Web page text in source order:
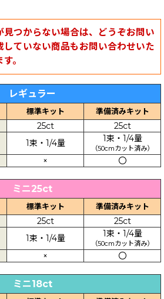
見つからない場合は、どうぞお問い
ていない商品もお問い合わせいた
。
レギュラー
標準キット
準備済みキット
25ct 25ct
1束・1/4量 1束・1/4量
（50cmカット済み）
× 〇
ミニ25ct
標準キット
準備済みキット
25ct 25ct
1束・1/4量 1束・1/4量
（50cmカット済み）
× 〇
ミニ18ct